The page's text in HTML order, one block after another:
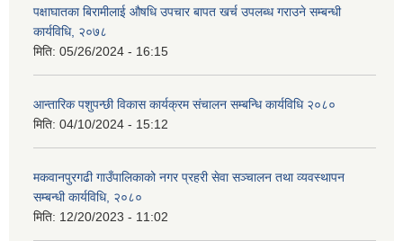
पक्षाघातका बिरामीलाई ‍औषधि उपचार बापत खर्च उपलब्ध गराउने सम्बन्धी
कार्यविधि, २०७८
मिति: 05/26/2024 - 16:15
आन्तारिक पशुपन्छी विकास कार्यक्रम संचालन सम्बन्धि कार्यविधि २०८०
मिति: 04/10/2024 - 15:12
मकवानपुरगढी गाउँपालिकाको नगर प्रहरी सेवा सञ्‍चालन तथा व्‍यवस्‍थापन
सम्बन्धी कार्यविधि, २०८०
मिति: 12/20/2023 - 11:02